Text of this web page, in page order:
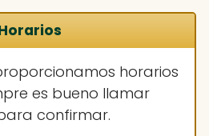
horarios
es bueno llamar
confirmar.